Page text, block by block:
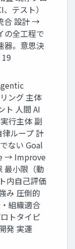
テスト）
合 設計 →
全工程で
器。意思決
19
ング 主体
ト 人間 AI
行主体 副
ループ 計
ない Goal
→ Improve
最小限（動
内自己評価
み 圧倒的
組織適合
トタイピ
発 実運